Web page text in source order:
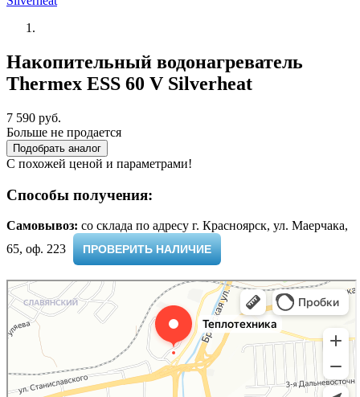
Накопительный водонагреватель
Thermex ESS 60 V Silverheat
7 590 руб.
Больше не продается
Подобрать аналог
С похожей ценой и параметрами!
Способы получения:
Самовывоз: cо склада по адресу г. Красноярск, ул. Маерчака,
65, оф. 223 ​
ПРОВЕРИТЬ НАЛИЧИЕ